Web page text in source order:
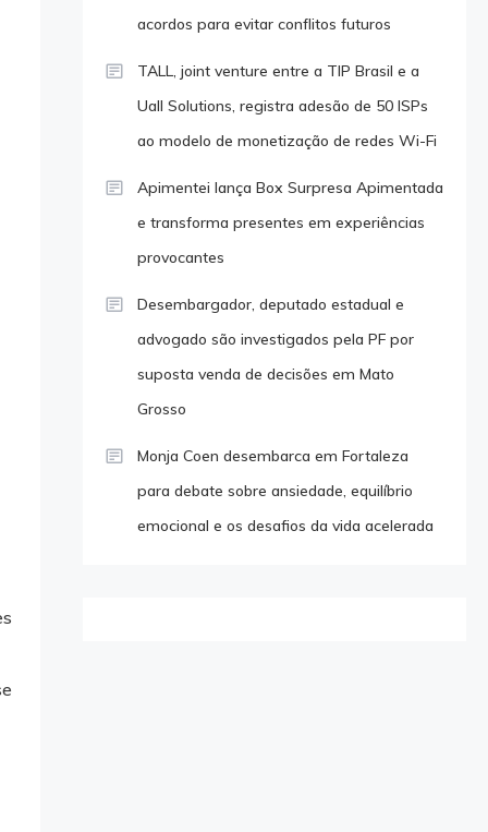
acordos para evitar conflitos futuros
TALL, joint venture entre a TIP Brasil e a
Uall Solutions, registra adesão de 50 ISPs
ao modelo de monetização de redes Wi-Fi
Apimentei lança Box Surpresa Apimentada
e transforma presentes em experiências
provocantes
Desembargador, deputado estadual e
advogado são investigados pela PF por
suposta venda de decisões em Mato
Grosso
Monja Coen desembarca em Fortaleza
para debate sobre ansiedade, equilíbrio
emocional e os desafios da vida acelerada